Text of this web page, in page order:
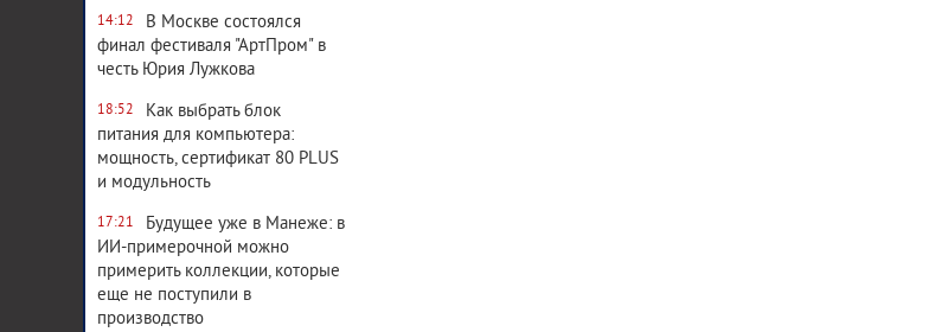
14:12
В Москве состоялся
финал фестиваля "АртПром" в
честь Юрия Лужкова
18:52
Как выбрать блок
питания для компьютера:
мощность, сертификат 80 PLUS
и модульность
17:21
Будущее уже в Манеже: в
ИИ-примерочной можно
примерить коллекции, которые
еще не поступили в
производство